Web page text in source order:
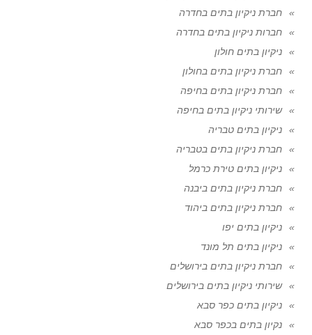
חברת ניקיון בתים בחדרה
חברות ניקיון בתים בחדרה
ניקיון בתים חולון
חברת ניקיון בתים בחולון
חברת ניקיון בתים בחיפה
שירותי ניקיון בתים בחיפה
ניקיון בתים טבריה
חברת ניקיון בתים בטבריה
ניקיון בתים טירת כרמל
חברת ניקיון בתים ביבנה
חברת ניקיון בתים ביהוד
ניקיון בתים יפו
ניקיון בתים תל מונד
חברת ניקיון בתים בירושלים
שירותי ניקיון בתים בירושלים
ניקיון בתים כפר סבא
נקיון בתים בכפר סבא